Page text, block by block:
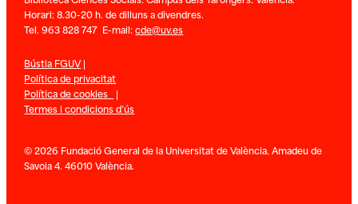
Horari: 8.30-20 h. de dilluns a divendres.
Tel. 963 828 747 E-mail:cde@uv.es
Bústia FGUV|
Política de privacitat
Política de cookies |
Termes i condicions d’ús
© 2026 Fundació General de la Universitat de València. Amadeu de
Savoia 4. 46010 València.